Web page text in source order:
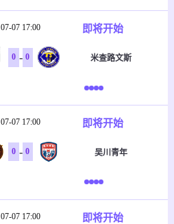
07-07 17:00 即将开始
0 - 0 米查路文斯
07-07 17:00 即将开始
0 - 0 吴川青年
07-07 17:00 即将开始